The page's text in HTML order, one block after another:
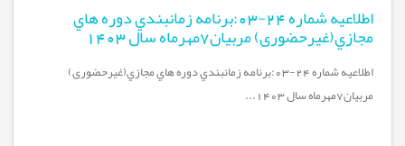
اطلاعیه شماره 24-03:برنامه زمانبندي دوره هاي
مجازي(غیرحضوری) مربيان7مهرماه سال 1403
اطلاعیه شماره 24-03:برنامه زمانبندي دوره هاي مجازي(غیرحضوری)
مربيان7مهرماه سال 1403...